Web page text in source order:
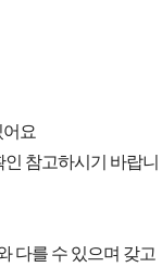
어요
참고하시기 바랍니
다를 수 있으며 갖고